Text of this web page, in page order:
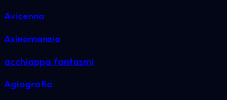
Avicenna
Axinomanzia
acchiappa fantasmi
Agiografia